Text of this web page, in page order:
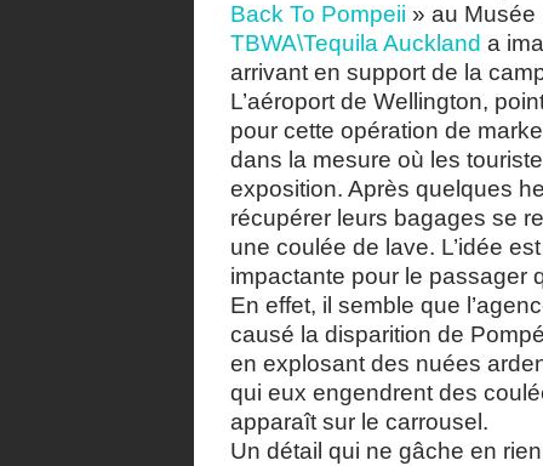
Back To Pompeii » au Musée
TBWA\Tequila Auckland a
arrivant en support de la
L’aéroport de Wellington,
pour cette opération de
dans la mesure où les
exposition. Après quelques
récupérer leurs bagages se
une coulée de lave. L’idée
impactante pour le passager
En effet, il semble que
causé la disparition de
en explosant des nuées
qui eux engendrent des
apparaît sur le carrousel.
Un détail qui ne gâche en